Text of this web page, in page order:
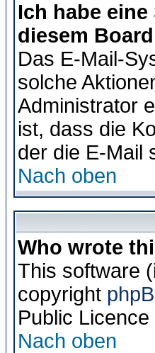
Ich habe
diesem
Das E-Mail-
solche
Administrator
ist, dass die
der die E-Mail
Nach oben
Who wrote
This software
copyright
Public
Nach oben